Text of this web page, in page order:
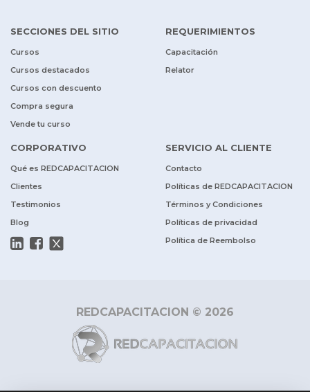
SECCIONES DEL SITIO
Cursos
Cursos destacados
Cursos con descuento
Compra segura
Vende tu curso
REQUERIMIENTOS
Capacitación
Relator
CORPORATIVO
Qué es REDCAPACITACION
Clientes
Testimonios
Blog
SERVICIO AL CLIENTE
Contacto
Políticas de REDCAPACITACION
Términos y Condiciones
Políticas de privacidad
Política de Reembolso
REDCAPACITACION © 2026